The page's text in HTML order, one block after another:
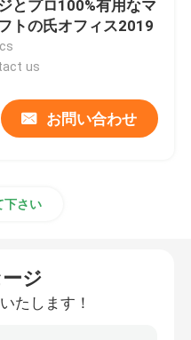
年
2021年
とプロ100%有用なマ
トの氏オフィス2019
us
お問い合わせ
下さい
ジ
たします！